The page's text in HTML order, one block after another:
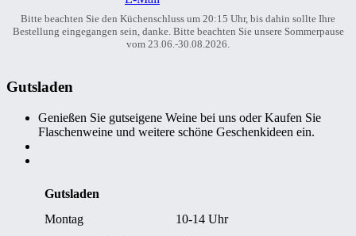
Bitte beachten Sie den Küchenschluss um 20:15 Uhr, bis dahin sollte Ihre
Bestellung eingegangen sein, danke. Bitte beachten Sie unsere Sommerpause
vom 23.06.-30.08.2026.
Gutsladen
Genießen Sie gutseigene Weine bei uns oder Kaufen Sie
Flaschenweine und weitere schöne Geschenkideen ein.
Gutsladen
Montag
10-14 Uhr